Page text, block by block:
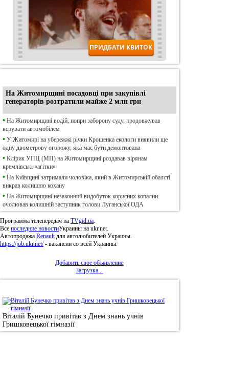
На Житомирщині посадовці при закупівлі
генераторів розтратили майже 2 млн грн
• На Житомирщині водій, попри заборону суду, продовжував
керувати автомобілем
• У Житомирі на убережжі річки Крошенка екологи виявили ще
одну двометрову огорожу, яка має бути демонтована
• Клірик УПЦ (МП) на Житомирщині роздавав вірянам
кремлівські «агітки»
• На Київщині затримали чоловіка, який в Житомирській обалсті
викрав колишню кохану
• На Житомирщині незаконний видобуток корисних копалин
очолював колишній заступник голови Луганської ОДА
Программа телепередач на TVgid.ua.
Все последние новостиУкраины на ukr.net.
Автопродажа Renaultдля автолюбителей Украины.
https://job.ukr.net/- вакансии со всей Украины.
Добавить свое объявление
Загрузка...
Віталій Бунечко привітав з Днем знань учнів
Гришковецької гімназії